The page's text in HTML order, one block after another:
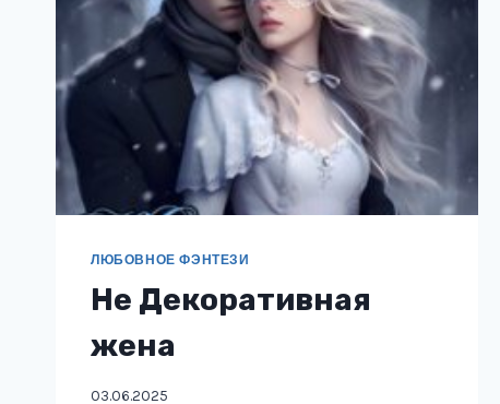
ЛЮБОВНОЕ ФЭНТЕЗИ
Не Декоративная
жена
03.06.2025